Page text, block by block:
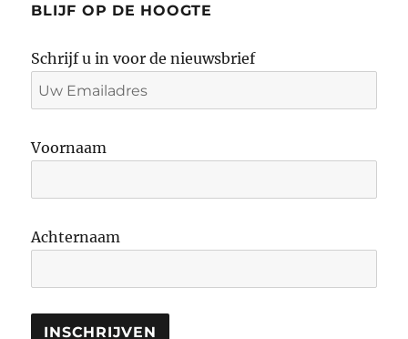
BLIJF OP DE HOOGTE
Schrijf u in voor de nieuwsbrief
Voornaam
Achternaam